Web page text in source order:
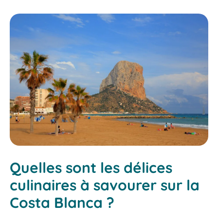
Quelles sont les délices
culinaires à savourer sur la
Costa Blanca ?